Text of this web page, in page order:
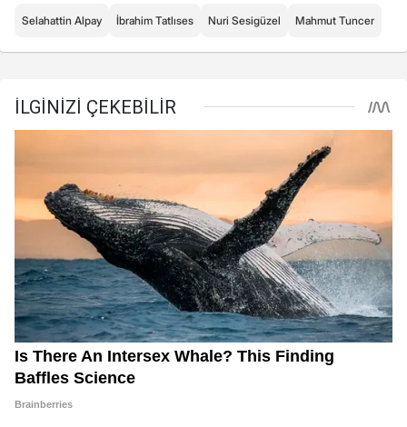
Selahattin Alpay İbrahim Tatlıses Nuri Sesigüzel Mahmut Tuncer